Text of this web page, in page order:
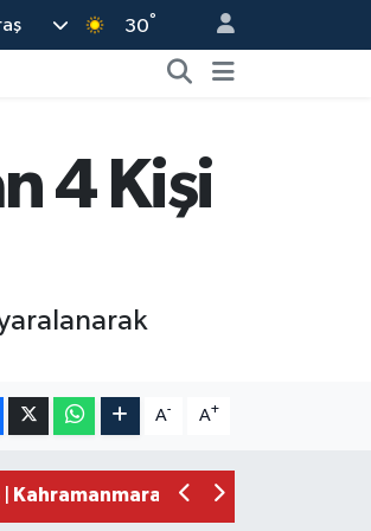
30°
4 Kişi
A- A+
|Kahramanmaraş'ın Tarihi Mirası
|Kahramanmaraş'ta Gazneliler
Kahramanmaraş'ta İş Kazası Can
Kahramanmaraş'ta Alternatif Rock